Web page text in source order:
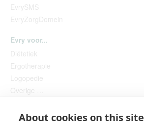
About cookies on this site
EvrySMS
EvryZorgDomein
Evry voor...
Diëtetiek
Ergotherapie
Logopedie
Overige …